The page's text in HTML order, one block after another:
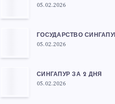
05.02.2026
ГОСУДАРСТВО
05.02.2026
СИНГАПУР ЗА 2 ДНЯ
05.02.2026